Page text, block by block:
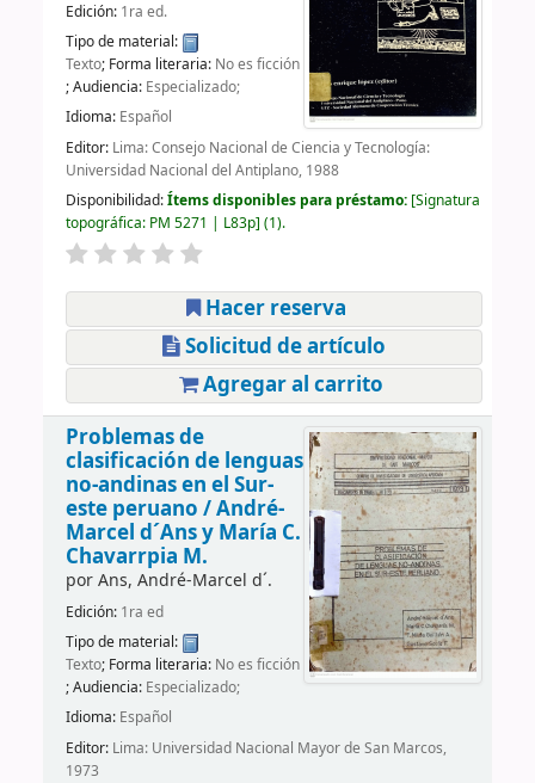
Edición: 1ra ed.
Tipo de material:
Texto; Forma literaria: No es ficción
; Audiencia: Especializado;
Idioma: Español
Editor: Lima: Consejo Nacional de Ciencia y Tecnología:
Universidad Nacional del Antiplano, 1988
Disponibilidad:Ítems disponibles para préstamo: Signatura
topográfica: PM 5271 | L83p (1).
Hacer reserva
Solicitud de artículo
Agregar al carrito
Problemas de
clasificación de lenguas
no-andinas en el Sur-
este peruano /André-
Marcel d´Ans y María C.
Chavarrpia M.
porAns, André-Marcel d´.
Edición: 1ra ed
Tipo de material:
Texto; Forma literaria: No es ficción
; Audiencia: Especializado;
Idioma: Español
Editor: Lima: Universidad Nacional Mayor de San Marcos,
1973